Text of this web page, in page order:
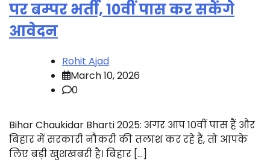
पर बम्पर भर्ती, 10वीं पास कर सकेंगे
आवेदन
Rohit Ajad
March 10, 2026
0
Bihar Chaukidar Bharti 2025: अगर आप 10वीं पास हैं और
बिहार में सरकारी नौकरी की तलाश कर रहे हैं, तो आपके
लिए बड़ी खुशखबरी है। बिहार […]